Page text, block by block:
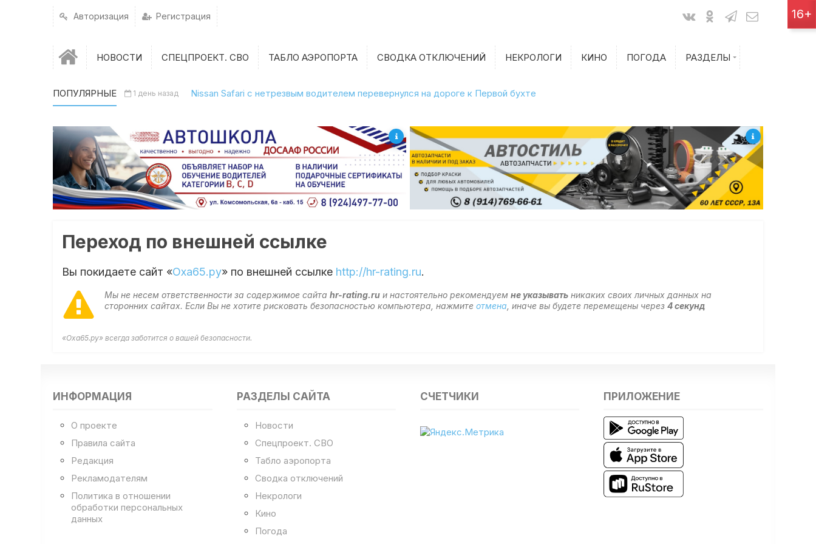
Авторизация Регистрация
НОВОСТИ СПЕЦПРОЕКТ. СВО ТАБЛО АЭРОПОРТА СВОДКА ОТКЛЮЧЕНИЙ НЕКРОЛОГИ КИНО ПОГОДА РАЗДЕЛЫ
Показания счетчиков
Билеты на поезд
ПОПУЛЯРНЫЕ 1 день назад Nissan Safari с нетрезвым водителем перевернулся на дороге к Первой бухте
Переход по внешней ссылке
Вы покидаете сайт «Оха65.ру» по внешней ссылке http://hr-rating.ru.
Мы не несем ответственности за содержимое сайтаhr-rating.ru и настоятельно рекомендуемне указывать никаких своих личных данных на
сторонних сайтах. Если Вы не хотите рисковать безопасностью компьютера, нажмитеотмена , иначе вы будете перемещены через4секунд
«Оха65.ру» всегда заботится о вашей безопасности.
ИНФОРМАЦИЯ
О проекте
Правила сайта
Редакция
Рекламодателям
Политика в отношении
обработки персональных
данных
РАЗДЕЛЫ САЙТА
Новости
Спецпроект. СВО
Табло аэропорта
Сводка отключений
Некрологи
Кино
Погода
СЧЕТЧИКИ ПРИЛОЖЕНИЕ
16+